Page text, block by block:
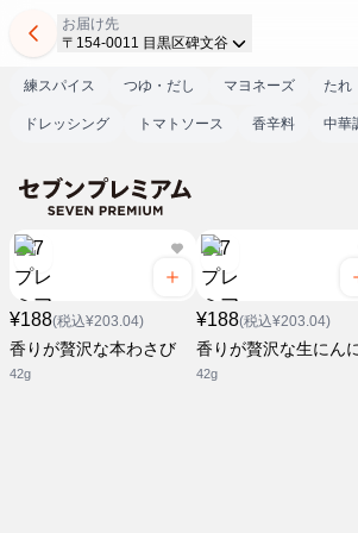
お届け先
〒154-0011 目黒区碑文谷
練スパイス つゆ・だし マヨネーズ たれ
ドレッシング トマトソース 香辛料 中
¥188(税込¥203.04)
香りが贅沢な本わさび
42g
¥188(税込¥203.04)
香りが贅沢な生にん
42g